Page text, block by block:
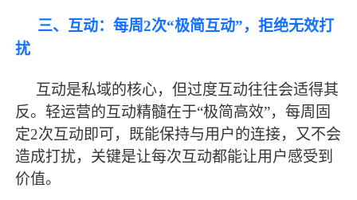
三、互动：每周2次“极简互动”，拒绝无效打
扰
互动是私域的核心，但过度互动往往会适得其
反。轻运营的互动精髓在于“极简高效”，每周固
定2次互动即可，既能保持与用户的连接，又不会
造成打扰，关键是让每次互动都能让用户感受到
价值。